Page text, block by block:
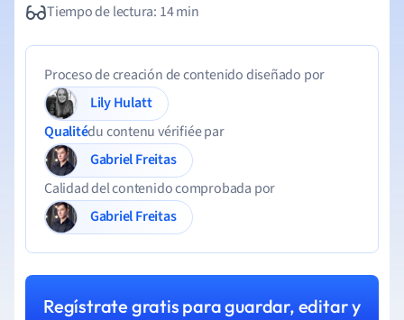
Tiempo de lectura: 14 min
Proceso de creación de contenido diseñado por
Lily Hulatt
Qualitédu contenu vérifiée par
Gabriel Freitas
Calidad del contenido comprobada por
Gabriel Freitas
Regístrate gratis para guardar, editar y